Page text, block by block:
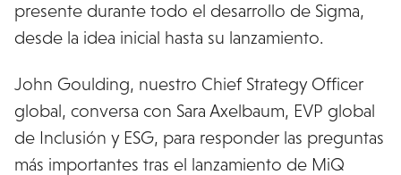
presente durante todo el desarrollo de Sigma,
desde la idea inicial hasta su lanzamiento.
John Goulding, nuestro Chief Strategy Officer
global, conversa con Sara Axelbaum, EVP global
de Inclusión y ESG, para responder las preguntas
más importantes tras el lanzamiento de MiQ